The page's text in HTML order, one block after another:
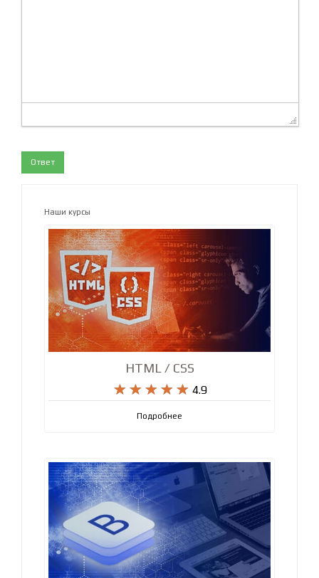
Ответ
Наши курсы
HTML / CSS
    
     4.9
Подробнее